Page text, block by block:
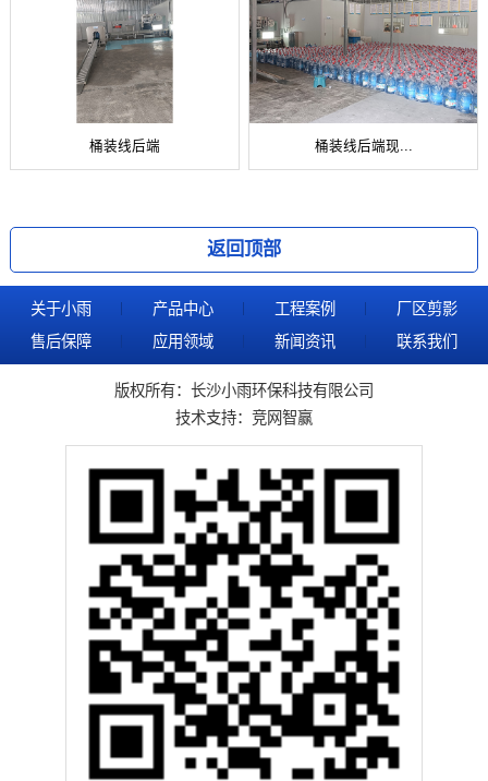
桶装线后端 桶装线后端现...
返回顶部
关于小雨 产品中心 工程案例
厂区剪影
售后保障
应用领域 新闻资讯 联系我们
版权所有：长沙小雨环保科技有限公司
技术支持： 竞网智赢